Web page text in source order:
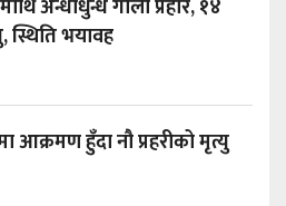
अन्धाधुन्ध गोली प्रहार, १४
स्थिति भयावह
आक्रमण हुँदा नौ प्रहरीको मृत्यु